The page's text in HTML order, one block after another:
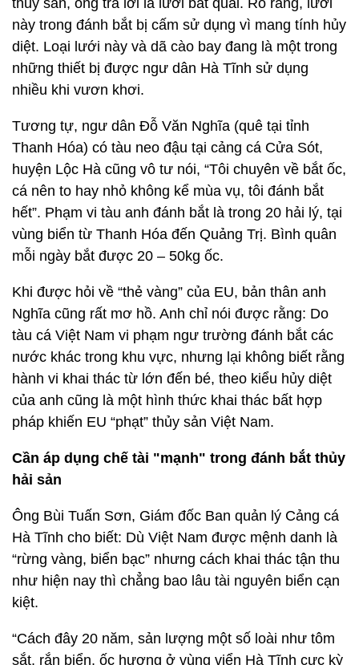
thủy sản, ông trả lời là lưới bát quái. Rõ ràng, lưới
này trong đánh bắt bị cấm sử dụng vì mang tính hủy
diệt. Loại lưới này và dã cào bay đang là một trong
những thiết bị được ngư dân Hà Tĩnh sử dụng
nhiều khi vươn khơi.
Tương tự, ngư dân Đỗ Văn Nghĩa (quê tại tỉnh
Thanh Hóa) có tàu neo đậu tại cảng cá Cửa Sót,
huyện Lộc Hà cũng vô tư nói, “Tôi chuyên về bắt ốc,
cá nên to hay nhỏ không kể mùa vụ, tôi đánh bắt
hết”. Phạm vi tàu anh đánh bắt là trong 20 hải lý, tại
vùng biển từ Thanh Hóa đến Quảng Trị. Bình quân
mỗi ngày bắt được 20 – 50kg ốc.
Khi được hỏi về “thẻ vàng” của EU, bản thân anh
Nghĩa cũng rất mơ hồ. Anh chỉ nói được rằng: Do
tàu cá Việt Nam vi phạm ngư trường đánh bắt các
nước khác trong khu vực, nhưng lại không biết rằng
hành vi khai thác từ lớn đến bé, theo kiểu hủy diệt
của anh cũng là một hình thức khai thác bất hợp
pháp khiến EU “phạt” thủy sản Việt Nam.
Cần áp dụng chế tài "mạnh" trong đánh bắt thủy
hải sản
Ông Bùi Tuấn Sơn, Giám đốc Ban quản lý Cảng cá
Hà Tĩnh cho biết: Dù Việt Nam được mệnh danh là
“rừng vàng, biển bạc” nhưng cách khai thác tận thu
như hiện nay thì chẳng bao lâu tài nguyên biển cạn
kiệt.
“Cách đây 20 năm, sản lượng một số loài như tôm
sắt, rắn biển, ốc hương ở vùng viển Hà Tĩnh cực kỳ